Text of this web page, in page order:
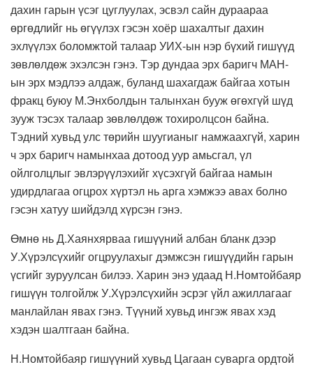
дахин гарын үсэг цуглуулах, эсвэл сайн дураараа
өргөдлийг нь өгүүлэх гэсэн хоёр шахалтыг дахин
эхлүүлэх боломжтой талаар УИХ-ын нэр бүхий гишүүд
зөвлөлдөж эхэлсэн гэнэ. Тэр дундаа эрх баригч МАН-
ын эрх мэдлээ алдаж, буланд шахагдаж байгаа хотын
фракц буюу М.Энхболдын талынхан бууж өгөхгүй шүд
зууж тэсэх талаар зөвлөлдөж тохиролцсон байна.
Тэдний хувьд улс төрийн шуугианыг намжаахгүй, харин
ч эрх баригч намынхаа дотоод уур амьсгал, үл
ойлголцлыг эвлэрүүлэхийг хүсэхгүй байгаа намын
удирдлагаа огцрох хүртэл нь арга хэмжээ авах болно
гэсэн хатуу шийдэлд хүрсэн гэнэ.
Өмнө нь Д.Хаянхярваа гишүүний албан бланк дээр
У.Хүрэлсүхийг огцруулахыг дэмжсэн гишүүдийн гарын
үсгийг зуруулсан билээ. Харин энэ удаад Н.Номтойбаяр
гишүүн толгойлж У.Хүрэлсүхийн эсрэг үйл ажиллагааг
манлайлан явах гэнэ. Түүний хувьд ингэж явах хэд
хэдэн шалтгаан байна.
Н.Номтойбаяр гишүүний хувьд Цагаан суварга ордтой